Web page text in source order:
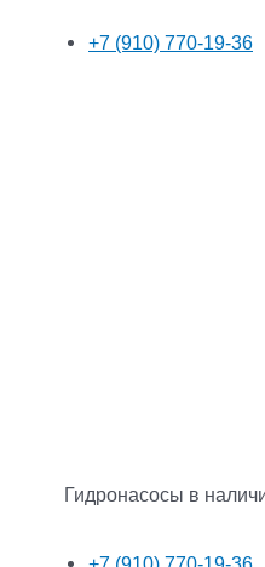
+7 (910) 770-19-36
Гидронасосы в